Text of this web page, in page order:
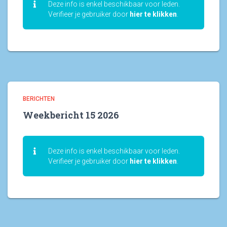
Deze info is enkel beschikbaar voor leden.
Verifieer je gebruiker door hier te klikken
BERICHTEN
Weekbericht 15 2026
Deze info is enkel beschikbaar voor leden.
Verifieer je gebruiker door hier te klikken